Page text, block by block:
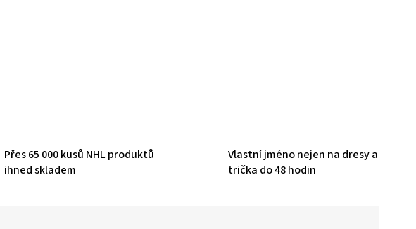
Přes 65 000 kusů NHL produktů
ihned skladem
Vlastní jméno nejen na dresy a
trička do 48 hodin